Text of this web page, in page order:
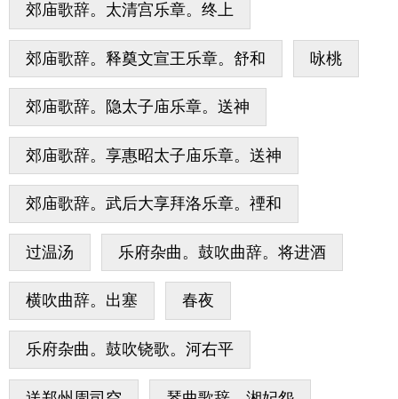
郊庙歌辞。太清宫乐章。终上
郊庙歌辞。释奠文宣王乐章。舒和 咏桃
郊庙歌辞。隐太子庙乐章。送神
郊庙歌辞。享惠昭太子庙乐章。送神
郊庙歌辞。武后大享拜洛乐章。禋和
过温汤 乐府杂曲。鼓吹曲辞。将进酒
横吹曲辞。出塞 春夜
乐府杂曲。鼓吹铙歌。河右平